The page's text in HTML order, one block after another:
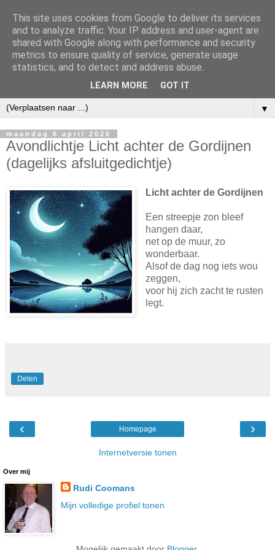
▼
maandag 6 april 2026
Avondlichtje Licht achter de Gordijnen
(dagelijks afsluitgedichtje)
Licht achter de Gordijnen
Een streepje zon bleef
hangen daar,
net op de muur, zo
wonderbaar.
Alsof de dag nog iets wou
zeggen,
voor hij zich zacht te rusten
legt.
Delen
‹ ›
Homepage
Internetversie tonen
Over mij
Rudi Coomans
Mijn volledige profiel tonen
This site uses cookies from Google to deliver its services
and to analyze traffic. Your IP address and user-agent are
shared with Google along with performance and security
metrics to ensure quality of service, generate usage
statistics, and to detect and address abuse.
LEARN MORE GOT IT